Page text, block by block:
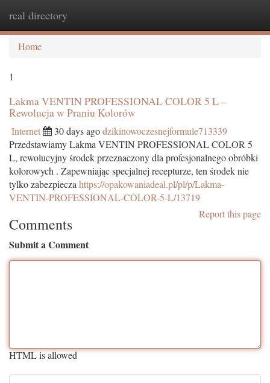
real directory
Home
1
Lakma VENTIN PROFESSIONAL COLOR 5 L –
Rewolucja w Praniu Kolorów
Internet 30 days agodzikinowoczesnejformule713339
Przedstawiamy Lakma VENTIN PROFESSIONAL COLOR 5
L, rewolucyjny środek przeznaczony dla profesjonalnego obróbki
kolorowych . Zapewniając specjalnej recepturze, ten środek nie
tylko zabezpiecza https://opakowaniadeal.pl/pl/p/Lakma-
VENTIN-PROFESSIONAL-COLOR-5-L/13719
Report this page
Comments
Submit a Comment
HTML is allowed